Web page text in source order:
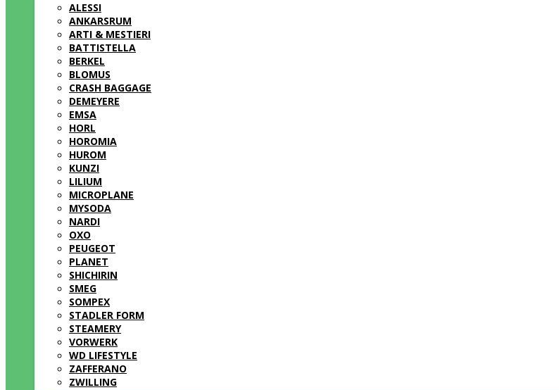
ALESSI
ANKARSRUM
ARTI & MESTIERI
BATTISTELLA
BERKEL
BLOMUS
CRASH BAGGAGE
DEMEYERE
EMSA
HORL
HOROMIA
HUROM
KUNZI
LILIUM
MICROPLANE
MYSODA
NARDI
OXO
PEUGEOT
PLANET
SHICHIRIN
SMEG
SOMPEX
STADLER FORM
STEAMERY
VORWERK
WD LIFESTYLE
ZAFFERANO
ZWILLING